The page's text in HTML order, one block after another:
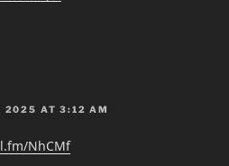
2025 AT 3:12 AM
NhCMf